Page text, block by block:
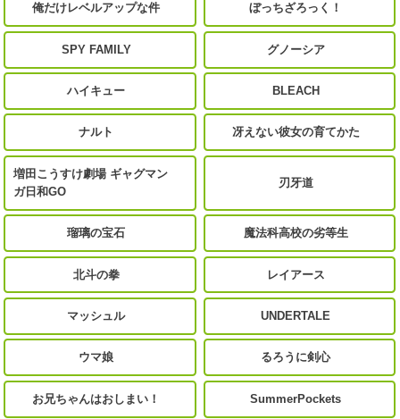
俺だけレベルアップな件 ぼっちざろっく！
SPY FAMILY グノーシア
ハイキュー BLEACH
ナルト 冴えない彼女の育てかた
増田こうすけ劇場 ギャグマン
ガ日和GO
刃牙道
瑠璃の宝石 魔法科高校の劣等生
北斗の拳 レイアース
マッシュル UNDERTALE
ウマ娘 るろうに剣心
お兄ちゃんはおしまい！ SummerPockets